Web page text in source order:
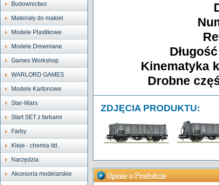
Budownictwo
Materiały do makiet
Modele Plastikowe
Modele Drewniane
Games Workshop
WARLORD GAMES
Modele Kartonowe
Star-Wars
Start SET z farbami
Farby
Kleje - chemia itd.
Narzędzia
Akcesoria modelarskie
Kinematyka
Drobne
ZDJĘCIA PRODUKTU: